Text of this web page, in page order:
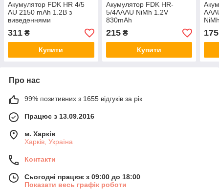
Акумулятор FDK HR 4/5
AU 2150 mAh 1.2В з
виведеннями
311 ₴
Купити
Акумулятор FDK HR-
5/4AAAU NiMh 1.2V
830mAh
215₴
Купити
175
Про нас
99% позитивних з 1655 відгуків за рік
Працює з 13.09.2016
м. Харків
Харків, Україна
Контакти
Сьогодні працює з 09:00 до 18:00
Показати весь графік роботи